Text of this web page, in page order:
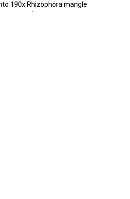
190x Rhizophora mangle